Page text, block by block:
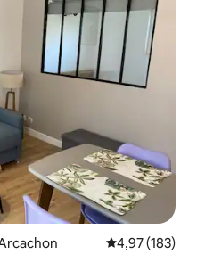
Évaluation
4,97 (183)